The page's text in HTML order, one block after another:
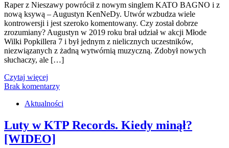
Raper z Nieszawy powrócił z nowym singlem KATO BAGNO i z
nową ksywą – Augustyn KenNeDy. Utwór wzbudza wiele
kontrowersji i jest szeroko komentowany. Czy został dobrze
zrozumiany? Augustyn w 2019 roku brał udział w akcji Młode
Wilki Popkillera 7 i był jednym z nielicznych uczestników,
niezwiązanych z żadną wytwórnią muzyczną. Zdobył nowych
słuchaczy, ale […]
Czytaj więcej
Brak komentarzy
Aktualności
Luty w KTP Records. Kiedy minął?
[WIDEO]